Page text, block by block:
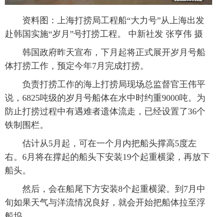
资料图：上海打捞局工程船“大力号”从上海出发
赴韩国实施“岁月”号打捞工程。 中新社发 张亨伟 摄
韩国政府昨天宣布，下月起将正式展开岁月号船
体打捞工作，预定今年7月完成打捞。
负责打捞工作的海上打捞局现场总监督官王伟平
说，6825吨级的岁月号船体在水中时约重9000吨。为
防止打捞过程中有遇难者遗体流走，已经设置了36个
铁制围栏。
估计从5月起，可在一个月内把船头撑高5度左
右。6月将在撑起的船头下安装19个起重横梁，再放下
船头。
然后，会在船尾下方安装8个起重横梁。到7月中
旬如果天气与洋流情况良好，就会开始把船体拉至浮